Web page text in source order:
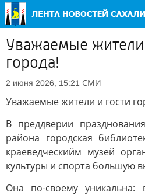
Уважаемые жители
города!
2 июня 2026, 15:21 СМИ
Уважаемые жители и гости
В преддверии
района городская
краеведческийм музей
культуры и спорта большую
Она по-своему уникальна: